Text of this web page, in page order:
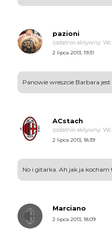
pazioni
(ostatnio aktywny:
2 lipca 2013, 19:31
Panowie wreszcie Barbara
ACstach
(ostatnio aktywny:
2 lipca 2013, 18:39
No i gitarka. Ah jak ja
Marciano
2 lipca 2013, 18:09